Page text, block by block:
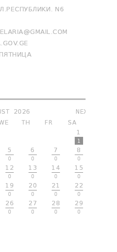
N6
NEXT
2026
TH FR
SA
1
1
5
0
6
0
7
0
8
0
12
0
13
0
14
0
15
0
19
0
20
0
21
0
22
0
26
0
27
0
28
0
29
0